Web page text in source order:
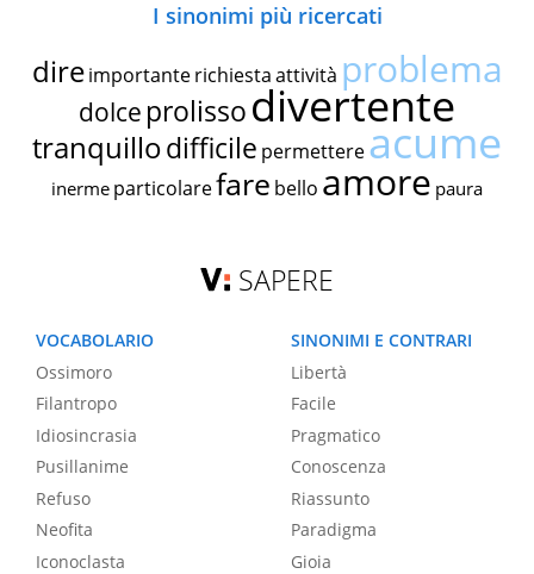
I sinonimi più ricercati
dire importante richiestaattività problema
dolce prolissodivertente
tranquillodifficile permettereacume
inerme particolarefare bello amore paura
SAPERE
VOCABOLARIO
Ossimoro
Filantropo
Idiosincrasia
Pusillanime
Refuso
Neofita
Iconoclasta
SINONIMI E CONTRARI
Libertà
Facile
Pragmatico
Conoscenza
Riassunto
Paradigma
Gioia